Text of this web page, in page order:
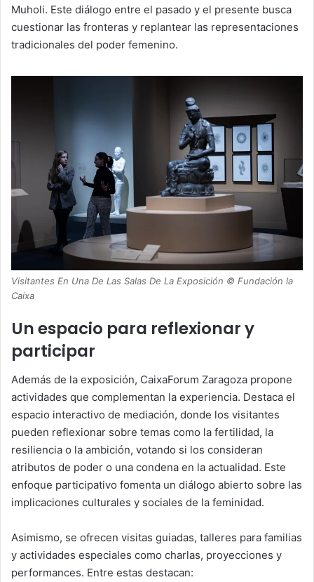
Muholi. Este diálogo entre el pasado y el presente busca
cuestionar las fronteras y replantear las representaciones
tradicionales del poder femenino.
Visitantes En Una De Las Salas De La Exposición © Fundación la
Caixa
Un espacio para reflexionar y
participar
Además de la exposición, CaixaForum Zaragoza propone
actividades que complementan la experiencia. Destaca el
espacio interactivo de mediación, donde los visitantes
pueden reflexionar sobre temas como la fertilidad, la
resiliencia o la ambición, votando si los consideran
atributos de poder o una condena en la actualidad. Este
enfoque participativo fomenta un diálogo abierto sobre las
implicaciones culturales y sociales de la feminidad.
Asimismo, se ofrecen visitas guiadas, talleres para familias
y actividades especiales como charlas, proyecciones y
performances. Entre estas destacan: